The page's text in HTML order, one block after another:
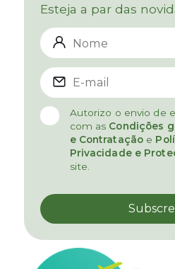
Esteja a par das
Autorizo o envio de
com as Condições
e Contratação e
Privacidade e
site.